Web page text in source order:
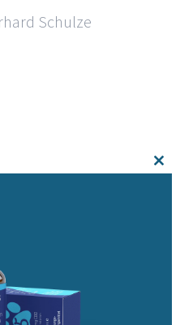
Schulze